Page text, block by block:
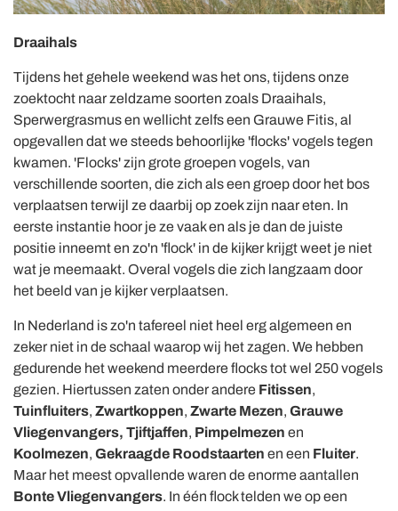
Draaihals
Tijdens het gehele weekend was het ons, tijdens onze
zoektocht naar zeldzame soorten zoals Draaihals,
Sperwergrasmus en wellicht zelfs een Grauwe Fitis, al
opgevallen dat we steeds behoorlijke 'flocks' vogels tegen
kwamen. 'Flocks' zijn grote groepen vogels, van
verschillende soorten, die zich als een groep door het bos
verplaatsen terwijl ze daarbij op zoek zijn naar eten. In
eerste instantie hoor je ze vaak en als je dan de juiste
positie inneemt en zo'n 'flock' in de kijker krijgt weet je niet
wat je meemaakt. Overal vogels die zich langzaam door
het beeld van je kijker verplaatsen.
In Nederland is zo'n tafereel niet heel erg algemeen en
zeker niet in de schaal waarop wij het zagen. We hebben
gedurende het weekend meerdere flocks tot wel 250 vogels
gezien. Hiertussen zaten onder andere Fitissen,
Tuinfluiters, Zwartkoppen, Zwarte Mezen, Grauwe
Vliegenvangers, Tjiftjaffen, Pimpelmezen en
Koolmezen, Gekraagde Roodstaarten en een Fluiter.
Maar het meest opvallende waren de enorme aantallen
Bonte Vliegenvangers. In één flock telden we op een